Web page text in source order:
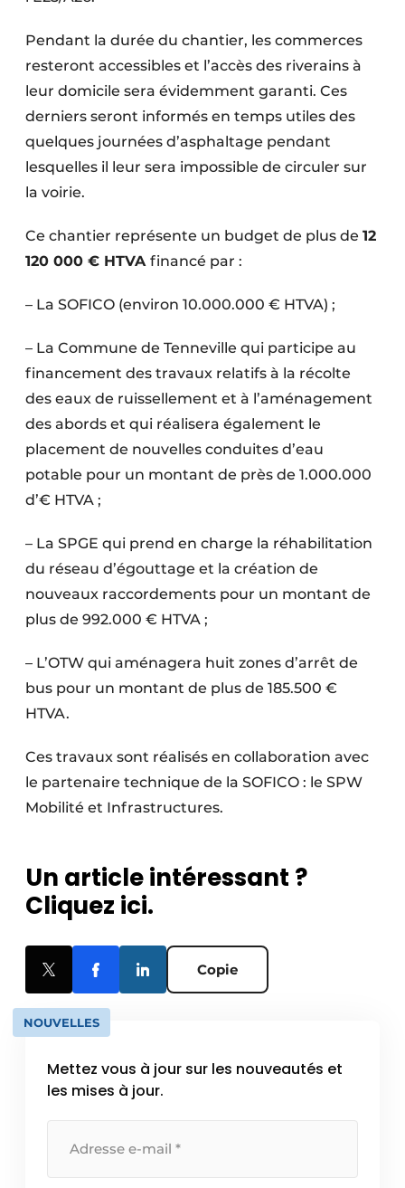
Pendant la durée du chantier, les commerces
resteront accessibles et l’accès des riverains à
leur domicile sera évidemment garanti. Ces
derniers seront informés en temps utiles des
quelques journées d’asphaltage pendant
lesquelles il leur sera impossible de circuler sur
la voirie.
Ce chantier représente un budget de plus de 12
120 000 € HTVA financé par :
– La SOFICO (environ 10.000.000 € HTVA) ;
– La Commune de Tenneville qui participe au
financement des travaux relatifs à la récolte
des eaux de ruissellement et à l’aménagement
des abords et qui réalisera également le
placement de nouvelles conduites d’eau
potable pour un montant de près de 1.000.000
d’€ HTVA ;
– La SPGE qui prend en charge la réhabilitation
du réseau d’égouttage et la création de
nouveaux raccordements pour un montant de
plus de 992.000 € HTVA ;
– L’OTW qui aménagera huit zones d’arrêt de
bus pour un montant de plus de 185.500 €
HTVA.
Ces travaux sont réalisés en collaboration avec
le partenaire technique de la SOFICO : le SPW
Mobilité et Infrastructures.
Un article intéressant ?
Cliquez ici.
Copie
NOUVELLES
Mettez vous à jour sur les nouveautés et
les mises à jour.